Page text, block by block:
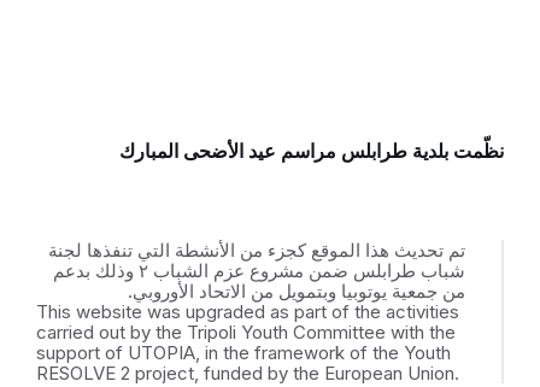
نظّمت بلدية طرابلس مراسم عيد الأضحى المبارك
تم تحديث هذا الموقع كجزء من الأنشطة التي تنفذها لجنة
شباب طرابلس ضمن مشروع عزم الشباب ٢ وذلك بدعم
من جمعية يوتوبيا وبتمويل من الاتحاد الأوروبي.
This website was upgraded as part of the activities
carried out by the Tripoli Youth Committee with the
support of UTOPIA, in the framework of the Youth
RESOLVE 2 project, funded by the European Union.